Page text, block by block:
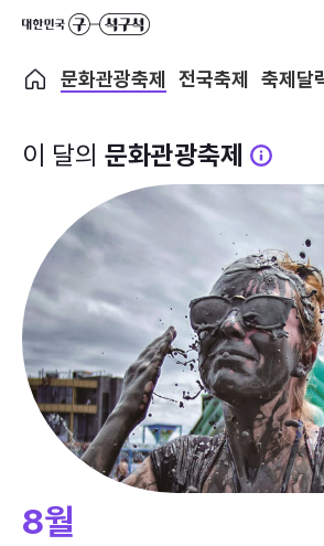
문화관광축제 전국축제 축제달
이 달의 문화관광축제
8월